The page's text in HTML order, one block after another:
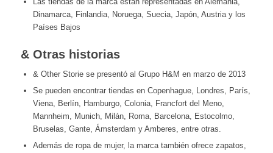
Dinamarca, Finlandia, Noruega, Suecia, Japón, Austria y los
Países Bajos
& Otras historias
& Other Storie se presentó al Grupo H&M en marzo de 2013
Se pueden encontrar tiendas en Copenhague, Londres, París,
Viena, Berlín, Hamburgo, Colonia, Francfort del Meno,
Mannheim, Munich, Milán, Roma, Barcelona, Estocolmo,
Bruselas, Gante, Ámsterdam y Amberes, entre otras.
Además de ropa de mujer, la marca también ofrece zapatos,